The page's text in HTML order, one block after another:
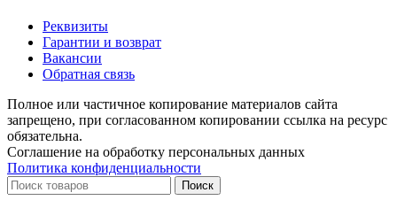
Реквизиты
Гарантии и возврат
Вакансии
Обратная связь
Полное или частичное копирование материалов сайта
запрещено, при согласованном копировании ссылка на ресурс
обязательна.
Соглашение на обработку персональных данных
Политика конфиденциальности
Поиск